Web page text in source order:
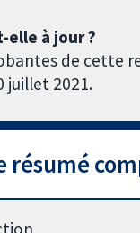
elle à jour ?
de cette
juillet 2021.
résumé